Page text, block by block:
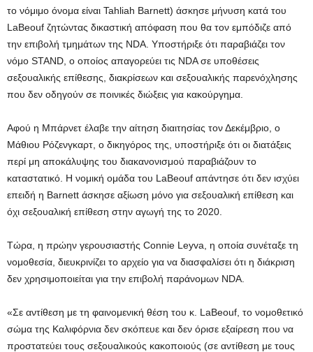
το νόμιμο όνομα είναι Tahliah Barnett) άσκησε μήνυση κατά του
LaBeouf ζητώντας δικαστική απόφαση που θα τον εμπόδιζε από
την επιβολή τμημάτων της NDA. Υποστήριξε ότι παραβιάζει τον
νόμο STAND, ο οποίος απαγορεύει τις NDA σε υποθέσεις
σεξουαλικής επίθεσης, διακρίσεων και σεξουαλικής παρενόχλησης
που δεν οδηγούν σε ποινικές διώξεις για κακούργημα.
Αφού η Μπάρνετ έλαβε την αίτηση διαιτησίας τον Δεκέμβριο, ο
Μάθιου Ρόζενγκαρτ, ο δικηγόρος της, υποστήριξε ότι οι διατάξεις
περί μη αποκάλυψης του διακανονισμού παραβιάζουν το
καταστατικό. Η νομική ομάδα του LaBeouf απάντησε ότι δεν ισχύει
επειδή η Barnett άσκησε αξίωση μόνο για σεξουαλική επίθεση και
όχι σεξουαλική επίθεση στην αγωγή της το 2020.
Τώρα, η πρώην γερουσιαστής Connie Leyva, η οποία συνέταξε τη
νομοθεσία, διευκρινίζει το αρχείο για να διασφαλίσει ότι η διάκριση
δεν χρησιμοποιείται για την επιβολή παράνομων NDA.
«Σε αντίθεση με τη φαινομενική θέση του κ. LaBeouf, το νομοθετικό
σώμα της Καλιφόρνια δεν σκόπευε και δεν όρισε εξαίρεση που να
προστατεύει τους σεξουαλικούς κακοποιούς (σε αντίθεση με τους